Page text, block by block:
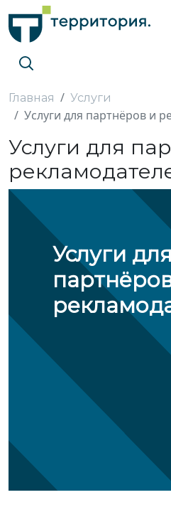
Главная Услуги
Услуги для партнёров и
Услуги для
Услуги для